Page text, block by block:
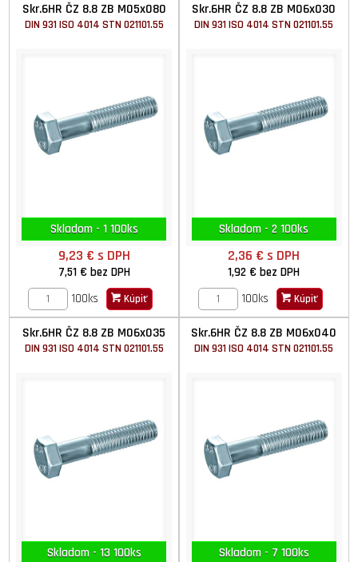
Skr.6HR ČZ 8.8 ZB M05x080
DIN 931 ISO 4014 STN 021101.55
Skladom - 1 100ks
9,23 € s DPH
7,51 € bez DPH
100ks
Kúpiť
Skr.6HR ČZ 8.8 ZB M06x030
DIN 931 ISO 4014 STN 021101.55
Skladom - 2 100ks
2,36 €s DPH
1,92 €bez DPH
100ks
Kúpiť
Skr.6HR ČZ 8.8 ZB M06x035
DIN 931 ISO 4014 STN 021101.55
Skladom - 13 100ks
Skr.6HR ČZ 8.8 ZB M06x040
DIN 931 ISO 4014 STN 021101.55
Skladom - 7 100ks